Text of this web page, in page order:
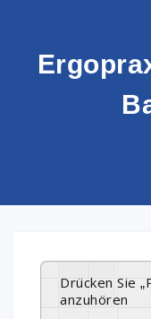
Drücken Sie „Play“, um diesen Inhalt
anzuhören